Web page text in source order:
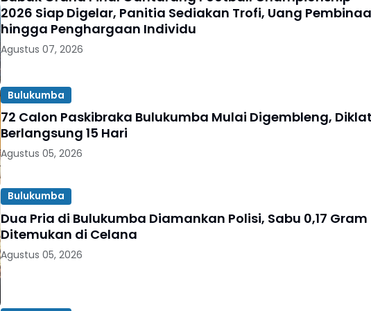
2026 Siap Digelar, Panitia Sediakan Trofi, Uang
hingga Penghargaan Individu
Agustus 07, 2026
Bulukumba
72 Calon Paskibraka Bulukumba Mulai Digembleng,
Berlangsung 15 Hari
Agustus 05, 2026
Bulukumba
Dua Pria di Bulukumba Diamankan Polisi, Sabu 0,17 Gram
Ditemukan di Celana
Agustus 05, 2026